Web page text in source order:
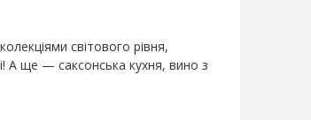
світового рівня,
А ще — саксонська кухня, вино з